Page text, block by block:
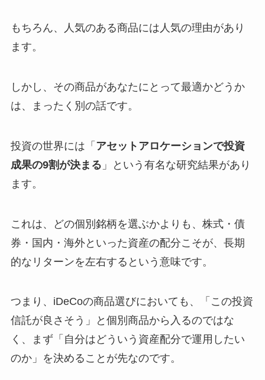
もちろん、人気のある商品には人気の理由があり
ます。
しかし、その商品があなたにとって最適かどうか
は、まったく別の話です。
投資の世界には「 アセットアロケーションで投資
成果の9割が決まる 」という有名な研究結果があり
ます。
これは、どの個別銘柄を選ぶかよりも、株式・債
券・国内・海外といった資産の配分こそが、長期
的なリターンを左右するという意味です。
つまり、iDeCoの商品選びにおいても、「この投資
信託が良さそう」と個別商品から入るのではな
く、まず「自分はどういう資産配分で運用したい
のか」を決めることが先なのです。